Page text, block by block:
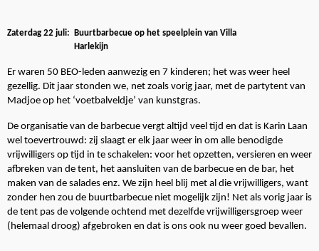
Zaterdag 22 juli: Buurtbarbecue op het speelplein van Villa
Harlekijn
Er waren 50 BEO-leden aanwezig en 7 kinderen; het was weer heel
gezellig. Dit jaar stonden we, net zoals vorig jaar, met de partytent van
Madjoe op het ‘voetbalveldje’ van kunstgras.
De organisatie van de barbecue vergt altijd veel tijd en dat is Karin Laan
wel toevertrouwd: zij slaagt er elk jaar weer in om alle benodigde
vrijwilligers op tijd in te schakelen: voor het opzetten, versieren en weer
afbreken van de tent, het aansluiten van de barbecue en de bar, het
maken van de salades enz. We zijn heel blij met al die vrijwilligers, want
zonder hen zou de buurtbarbecue niet mogelijk zijn! Net als vorig jaar is
de tent pas de volgende ochtend met dezelfde vrijwilligersgroep weer
(helemaal droog) afgebroken en dat is ons ook nu weer goed bevallen.